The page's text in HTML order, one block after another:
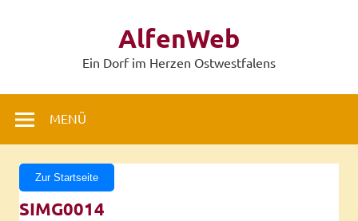
AlfenWeb
Ein Dorf im Herzen Ostwestfalens
MENÜ
Zur Startseite
SIMG0014